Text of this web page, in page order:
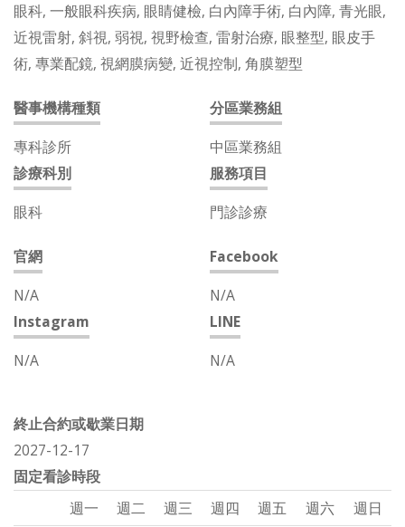
眼科, 一般眼科疾病, 眼睛健檢, 白內障手術, 白內障, 青光眼,
近視雷射, 斜視, 弱視, 視野檢查, 雷射治療, 眼整型, 眼皮手
術, 專業配鏡, 視網膜病變, 近視控制, 角膜塑型
醫事機構種類
專科診所
分區業務組
中區業務組
診療科別
眼科
服務項目
門診診療
官網
N/A
Facebook
N/A
Instagram
N/A
LINE
N/A
終止合約或歇業日期
2027-12-17
固定看診時段
週一
週二 週三 週四 週五 週六
週日